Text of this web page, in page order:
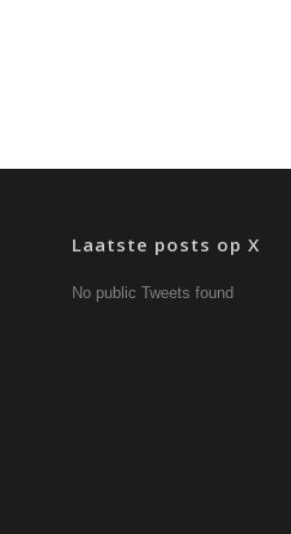
Laatste posts op X
No public Tweets found